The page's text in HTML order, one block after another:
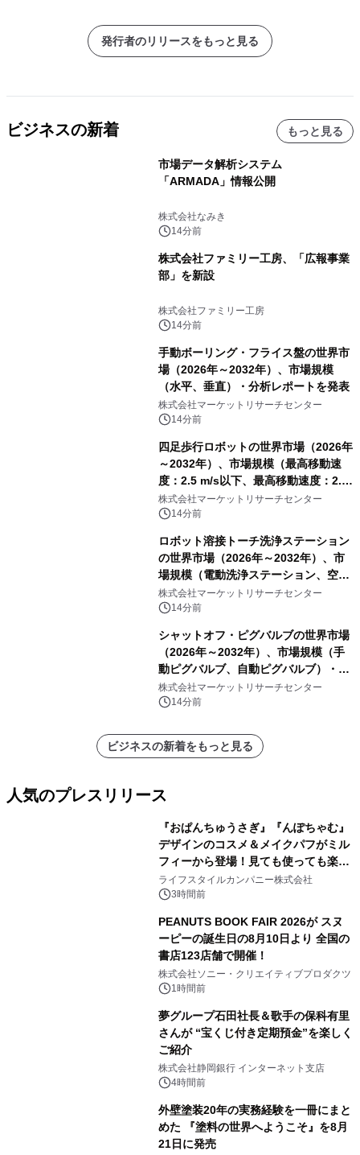
発行者のリリースをもっと見る
ビジネスの新着 もっと見る
市場データ解析システム
「ARMADA」情報公開
株式会社なみき
14分前
株式会社ファミリー工房、「広報事業
部」を新設
株式会社ファミリー工房
14分前
手動ボーリング・フライス盤の世界市
場（2026年～2032年）、市場規模
（水平、垂直）・分析レポートを発表
株式会社マーケットリサーチセンター
14分前
四足歩行ロボットの世界市場（2026年
～2032年）、市場規模（最高移動速
度：2.5 m/s以下、最高移動速度：2.5
m/s超）・分析レポートを発表
株式会社マーケットリサーチセンター
14分前
ロボット溶接トーチ洗浄ステーション
の世界市場（2026年～2032年）、市
場規模（電動洗浄ステーション、空圧
洗浄ステーション）・分析レポートを
発表
株式会社マーケットリサーチセンター
14分前
シャットオフ・ピグバルブの世界市場
（2026年～2032年）、市場規模（手
動ピグバルブ、自動ピグバルブ）・分
析レポートを発表
株式会社マーケットリサーチセンター
14分前
ビジネスの新着をもっと見る
人気のプレスリリース
『おぱんちゅうさぎ』『んぽちゃむ』
デザインのコスメ＆メイクパフがミル
フィーから登場！見ても使っても楽し
い、ポップでキュートなコレクショ
ン。
ライフスタイルカンパニー株式会社
3時間前
PEANUTS BOOK FAIR 2026が スヌ
ーピーの誕生日の8月10日より 全国の
書店123店舗で開催！
株式会社ソニー・クリエイティブプロダクツ
1時間前
夢グループ石田社長＆歌手の保科有里
さんが “宝くじ付き定期預金”を楽しく
ご紹介
株式会社静岡銀行 インターネット支店
4時間前
外壁塗装20年の実務経験を一冊にまと
めた 『塗料の世界へようこそ』を8月
21日に発売